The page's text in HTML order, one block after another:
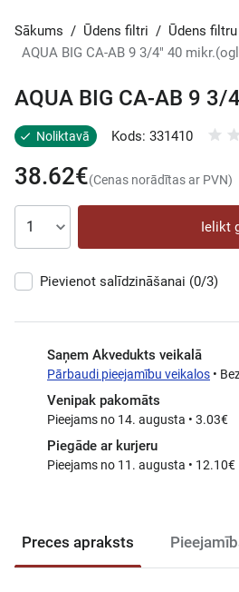
Sākums / Ūdens filtri / Ūdens
AQUA BIG CA-AB 9 3/4" 40
Preces apraksts
AQUA BIG CA-AB 9
Noliktavā Kods: 331410
38.62€(Cenas norādītas ar PVN)
Ielikt
Pievienot salīdzināšanai (0/3)
Saņem Akvedukts veikalā
Pārbaudi pieejamību veikalos •
Venipak pakomāts
Pieejams no 14. augusta • 3.03€
Piegāde ar kurjeru
Pieejams no 11. augusta • 12.10€